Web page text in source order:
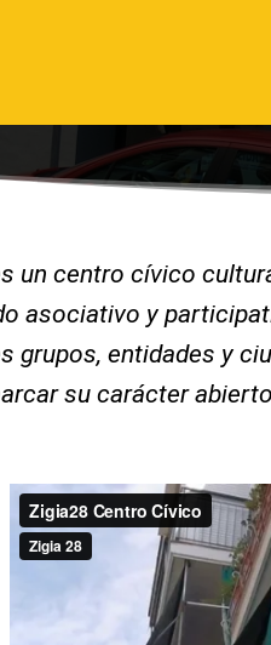
un centro cívico
asociativo y
grupos, entidades y
su carácter